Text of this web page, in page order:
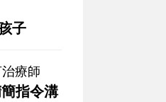
子
療師
指令溝